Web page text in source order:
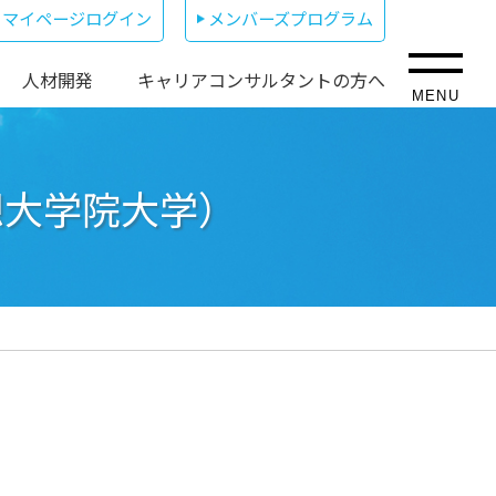
マイページログイン メンバーズプログラム
人材開発 キャリアコンサルタントの方へ
MENU
学院大学）